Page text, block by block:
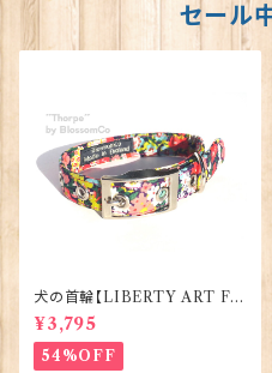
セール
犬の首輪【LIBERTY ART FA
BRIC=Thorpe】BlossomCo
90295
¥3,795
54%OFF